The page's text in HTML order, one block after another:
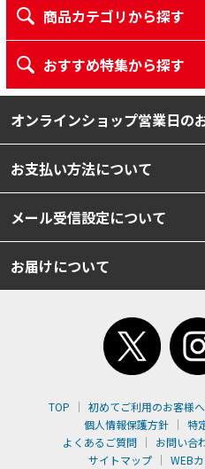
商品カテゴリから探す
おすすめ特集から探す
オンラインショップ営業日の
お支払い方法について
メール受信設定について
お届けについて
TOP 初めてご利用のお客様へ
個人情報保護方針
特
よくあるご質問
お問い合
サイトマップ
WEB